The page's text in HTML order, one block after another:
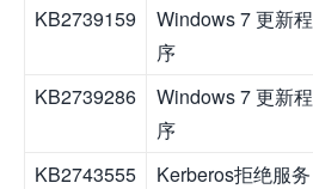
KB2739159
Windows 7 更新程
序
KB2739286
Windows 7 更新程
序
KB2743555
Kerberos拒绝服务